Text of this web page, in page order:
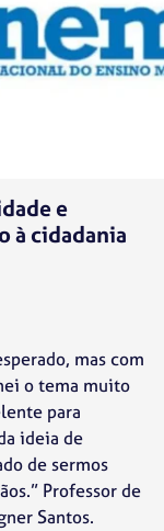
e
à cidadania
mas com
o tema muito
para
ideia de
de sermos
Professor de
Santos.